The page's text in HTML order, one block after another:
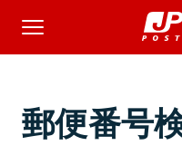
郵便番号